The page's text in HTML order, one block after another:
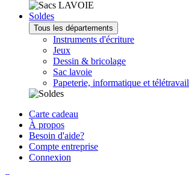
Soldes
Tous les départements
Instruments d'écriture
Jeux
Dessin & bricolage
Sac lavoie
Papeterie, informatique et télétravail
Carte cadeau
À propos
Besoin d'aide?
Compte entreprise
Connexion